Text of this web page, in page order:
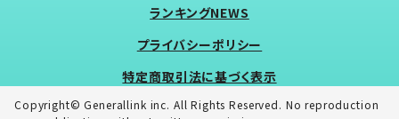
ランキングNEWS
プライバシーポリシー
特定商取引法に基づく表示
Copyright© Generallink inc. All Rights Reserved. No reproduction